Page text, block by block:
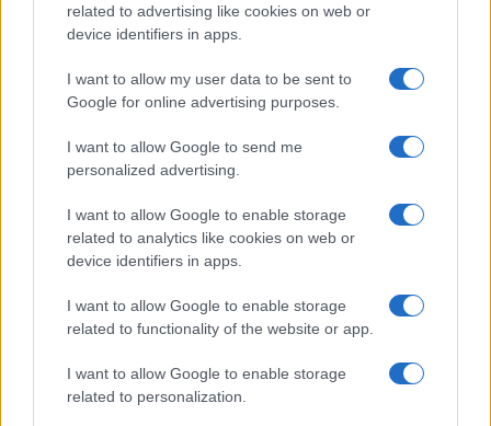
related to advertising like cookies on web or
device identifiers in apps.
I want to allow my user data to be sent to
Google for online advertising purposes.
I want to allow Google to send me
personalized advertising.
I want to allow Google to enable storage
related to analytics like cookies on web or
device identifiers in apps.
I want to allow Google to enable storage
related to functionality of the website or app.
I want to allow Google to enable storage
related to personalization.